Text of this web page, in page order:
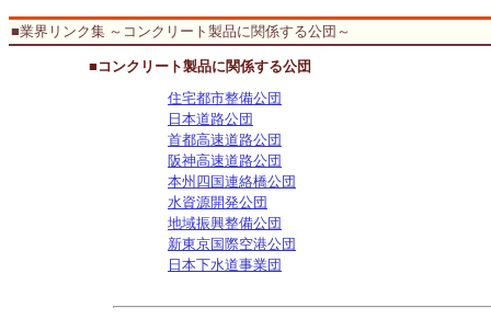
■業界リンク集 ～コンクリート製品に関係する公団～
■コンクリート製品に関係する公団
住宅都市整備公団
日本道路公団
首都高速道路公団
阪神高速道路公団
本州四国連絡橋公団
水資源開発公団
地域振興整備公団
新東京国際空港公団
日本下水道事業団